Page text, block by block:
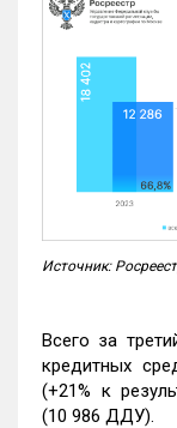
Источник:
Всего за
кредитных
(+21% к
(10 986 ДДУ).